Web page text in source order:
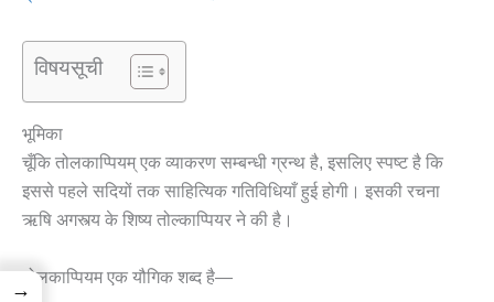
विषयसूची
भूमिका
चूँकि तोलकाप्पियम् एक व्याकरण सम्बन्धी ग्रन्थ है, इसलिए स्पष्ट है कि
इससे पहले सदियों तक साहित्यिक गतिविधियाँ हुई होगी। इसकी रचना
ऋषि अगस्त्य के शिष्य तोल्काप्पियर ने की है।
तोलकाप्पियम एक यौगिक शब्द है—
→